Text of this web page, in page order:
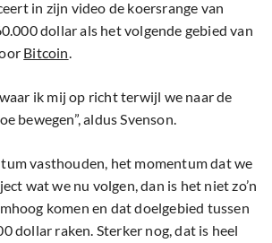
in zijn video de koersrange van
dollar als het volgende gebied van
Bitcoin.
ik mij op richt terwijl we naar de
bewegen”, aldus Svenson.
vasthouden, het momentum dat we
wat we nu volgen, dan is het niet zo’n
komen en dat doelgebied tussen
dollar raken. Sterker nog, dat is heel